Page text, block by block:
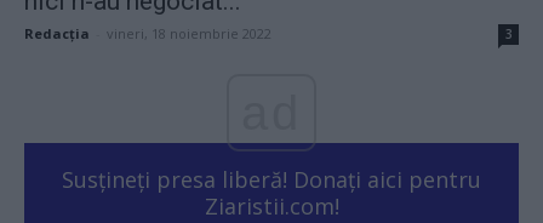
Redacţia vineri, 18 noiembrie 2022 3
Susțineți presa liberă! Donați aici pentru
Ziaristii.com!